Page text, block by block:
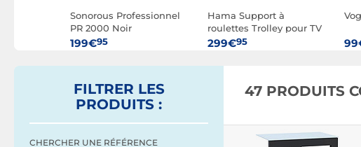
Sonorous Professionnel
PR 2000 Noir
199€95
Hama Support à
roulettes Trolley pour TV
de 49" à 100"
299€95
FILTRER LES
PRODUITS :
CHERCHER UNE RÉFÉRENCE
47 PRODUITS